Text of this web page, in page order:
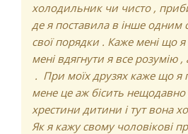
холодильник чи чисто ,
де я поставила в інше одним
свої порядки . Каже мені що
мені вдягнути я все розумію
. При моїх друзях каже що я
мене це аж бісить
хрестини дитини і тут вона
Як я кажу свому чоловікові